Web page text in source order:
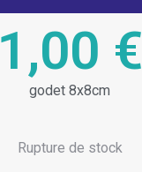
1,00 €
godet 8x8cm
Rupture de stock